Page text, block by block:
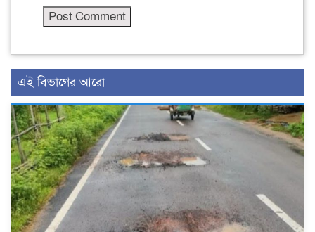
এই বিভাগের আরো